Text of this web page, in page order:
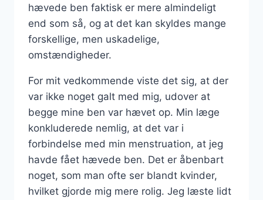
hævede ben faktisk er mere almindeligt
end som så, og at det kan skyldes mange
forskellige, men uskadelige,
omstændigheder.
For mit vedkommende viste det sig, at der
var ikke noget galt med mig, udover at
begge mine ben var hævet op. Min læge
konkluderede nemlig, at det var i
forbindelse med min menstruation, at jeg
havde fået hævede ben. Det er åbenbart
noget, som man ofte ser blandt kvinder,
hvilket gjorde mig mere rolig. Jeg læste lidt